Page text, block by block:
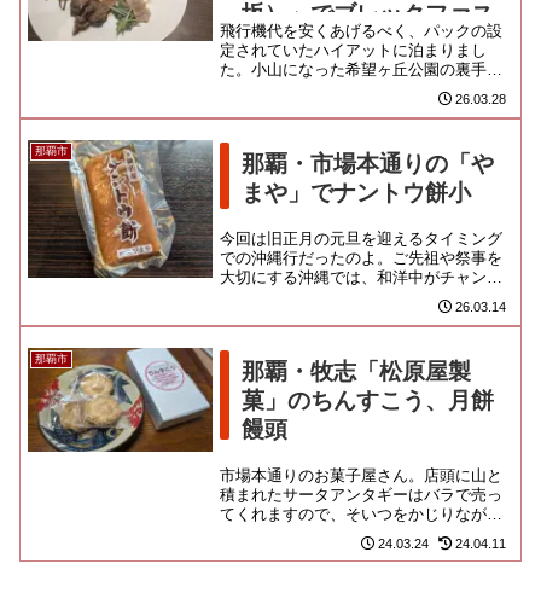
坂）」でブレックファス
ト
飛行機代を安くあげるべく、パックの設
定されていたハイアットに泊まりまし
た。小山になった希望ヶ丘公園の裏手に
あたり、観光の喧騒が届かないロケーシ
ョン。駅からスーツケースを引き...26.03.28
那覇市
那覇・市場本通りの「や
まや」でナントウ餅小
今回は旧正月の元旦を迎えるタイミング
での沖縄行だったのよ。ご先祖や祭事を
大切にする沖縄では、和洋中がチャンプ
ル－となったお供え菓子の文化が面白い
んだよな。市場本通りの商店街... 26.03.14
那覇市
那覇・牧志「松原屋製
菓」のちんすこう、月餅
饅頭
市場本通りのお菓子屋さん。店頭に山と
積まれたサータアンタギーはバラで売っ
てくれますので、そいつをかじりながら
商店街をそぞろ歩くのが観光定番です
ね。個人的には、モサモサと小腹...
24.03.24 24.04.11